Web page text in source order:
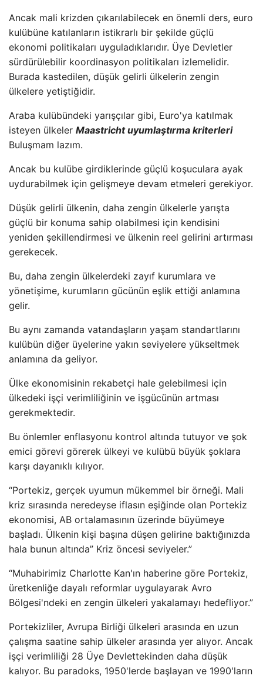
Ancak mali krizden çıkarılabilecek en önemli ders, euro
kulübüne katılanların istikrarlı bir şekilde güçlü
ekonomi politikaları uyguladıklarıdır. Üye Devletler
sürdürülebilir koordinasyon politikaları izlemelidir.
Burada kastedilen, düşük gelirli ülkelerin zengin
ülkelere yetiştiğidir.
Araba kulübündeki yarışçılar gibi, Euro'ya katılmak
isteyen ülkeler Maastricht uyumlaştırma kriterleri
Buluşmam lazım.
Ancak bu kulübe girdiklerinde güçlü koşuculara ayak
uydurabilmek için gelişmeye devam etmeleri gerekiyor.
Düşük gelirli ülkenin, daha zengin ülkelerle yarışta
güçlü bir konuma sahip olabilmesi için kendisini
yeniden şekillendirmesi ve ülkenin reel gelirini artırması
gerekecek.
Bu, daha zengin ülkelerdeki zayıf kurumlara ve
yönetişime, kurumların gücünün eşlik ettiği anlamına
gelir.
Bu aynı zamanda vatandaşların yaşam standartlarını
kulübün diğer üyelerine yakın seviyelere yükseltmek
anlamına da geliyor.
Ülke ekonomisinin rekabetçi hale gelebilmesi için
ülkedeki işçi verimliliğinin ve işgücünün artması
gerekmektedir.
Bu önlemler enflasyonu kontrol altında tutuyor ve şok
emici görevi görerek ülkeyi ve kulübü büyük şoklara
karşı dayanıklı kılıyor.
“Portekiz, gerçek uyumun mükemmel bir örneği. Mali
kriz sırasında neredeyse iflasın eşiğinde olan Portekiz
ekonomisi, AB ortalamasının üzerinde büyümeye
başladı. Ülkenin kişi başına düşen gelirine baktığınızda
hala bunun altında” Kriz öncesi seviyeler.”
“Muhabirimiz Charlotte Kan'ın haberine göre Portekiz,
üretkenliğe dayalı reformlar uygulayarak Avro
Bölgesi'ndeki en zengin ülkeleri yakalamayı hedefliyor.”
Portekizliler, Avrupa Birliği ülkeleri arasında en uzun
çalışma saatine sahip ülkeler arasında yer alıyor. Ancak
işçi verimliliği 28 Üye Devlettekinden daha düşük
kalıyor. Bu paradoks, 1950'lerde başlayan ve 1990'ların